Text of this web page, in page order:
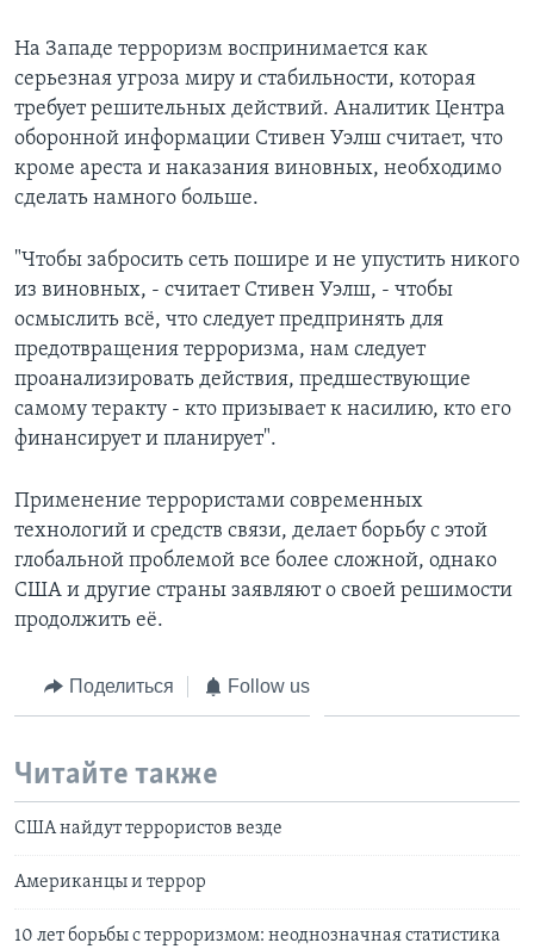
На Западе терроризм воспринимается как
серьезная угроза миру и стабильности, которая
требует решительных действий. Аналитик Центра
оборонной информации Стивен Уэлш считает, что
кроме ареста и наказания виновных, необходимо
сделать намного больше.
"Чтобы забросить сеть пошире и не упустить никого
из виновных, - считает Стивен Уэлш, - чтобы
осмыслить всё, что следует предпринять для
предотвращения терроризма, нам следует
проанализировать действия, предшествующие
самому теракту - кто призывает к насилию, кто его
финансирует и планирует".
Применение террористами современных
технологий и средств связи, делает борьбу с этой
глобальной проблемой все более сложной, однако
США и другие страны заявляют о своей решимости
продолжить её.
Поделиться Follow us
Читайте также
США найдут террористов везде
Американцы и террор
10 лет борьбы с терроризмом: неоднозначная статистика